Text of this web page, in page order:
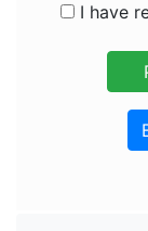
I have